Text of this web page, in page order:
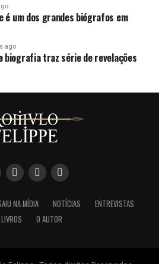
é um dos grandes biógrafos em
ago
biografia traz série de revelações
NA MÍDIA NOTÍCIAS
ENTREVISTAS
LIVROS
O AUTOR